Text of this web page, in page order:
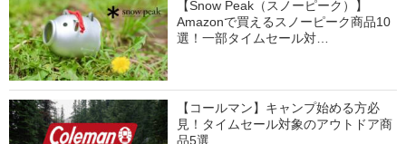
【Snow Peak（スノーピーク）】
Amazonで買えるスノーピーク商品10
選！一部タイムセール対…
【コールマン】キャンプ始める方必
見！タイムセール対象のアウトドア商
品5選